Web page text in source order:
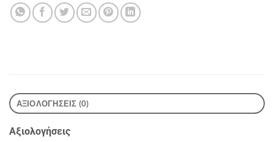
ΑΞΙΟΛΟΓΉΣΕΙΣ (0)
Αξιολογήσεις